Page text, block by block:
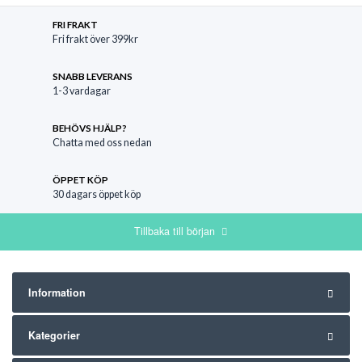
FRI FRAKT
Fri frakt över 399kr
SNABB LEVERANS
1-3 vardagar
BEHÖVS HJÄLP?
Chatta med oss nedan
ÖPPET KÖP
30 dagars öppet köp
Tillbaka till början
Information
Kategorier